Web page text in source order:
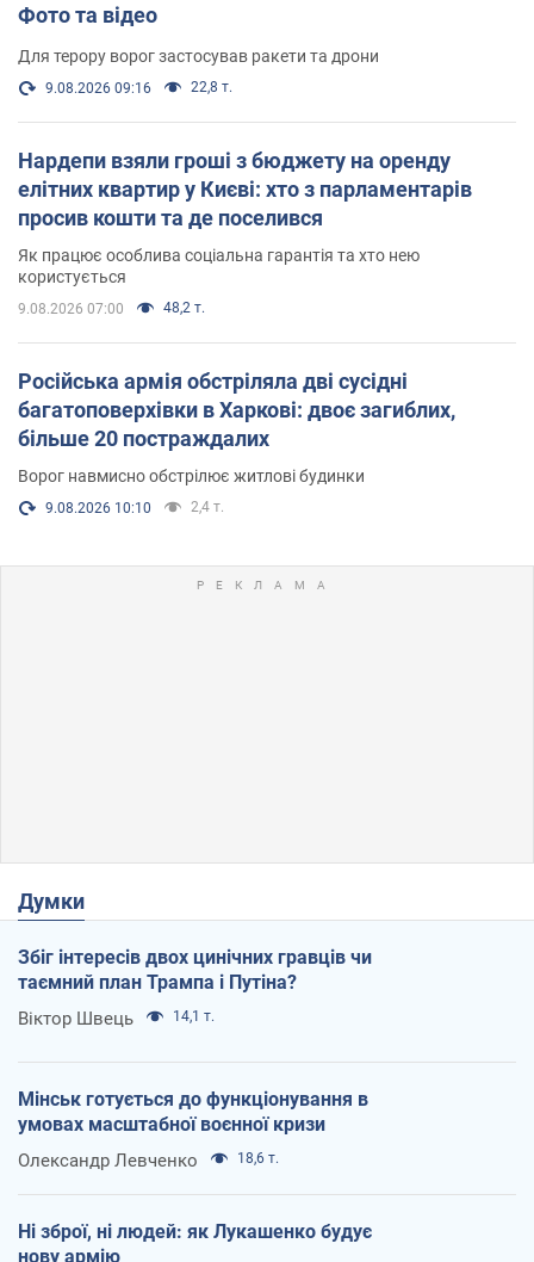
Фото та відео
Для терору ворог застосував ракети та дрони
9.08.2026 09:16 22,8 т.
Нардепи взяли гроші з бюджету на оренду
елітних квартир у Києві: хто з парламентарів
просив кошти та де поселився
Як працює особлива соціальна гарантія та хто нею
користується
9.08.2026 07:00 48,2 т.
Російська армія обстріляла дві сусідні
багатоповерхівки в Харкові: двоє загиблих,
більше 20 постраждалих
Ворог навмисно обстрілює житлові будинки
9.08.2026 10:10 2,4 т.
Думки
Збіг інтересів двох цинічних гравців чи
таємний план Трампа і Путіна?
Віктор Швець 14,1 т.
Мінськ готується до функціонування в
умовах масштабної воєнної кризи
Олександр Левченко 18,6 т.
Ні зброї, ні людей: як Лукашенко будує
нову армію